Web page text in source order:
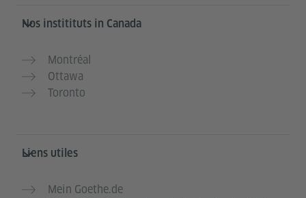
Service- und Informationsbereich
Nos institituts in Canada
Montréal
Ottawa
Toronto
Liens utiles
Mein Goethe.de